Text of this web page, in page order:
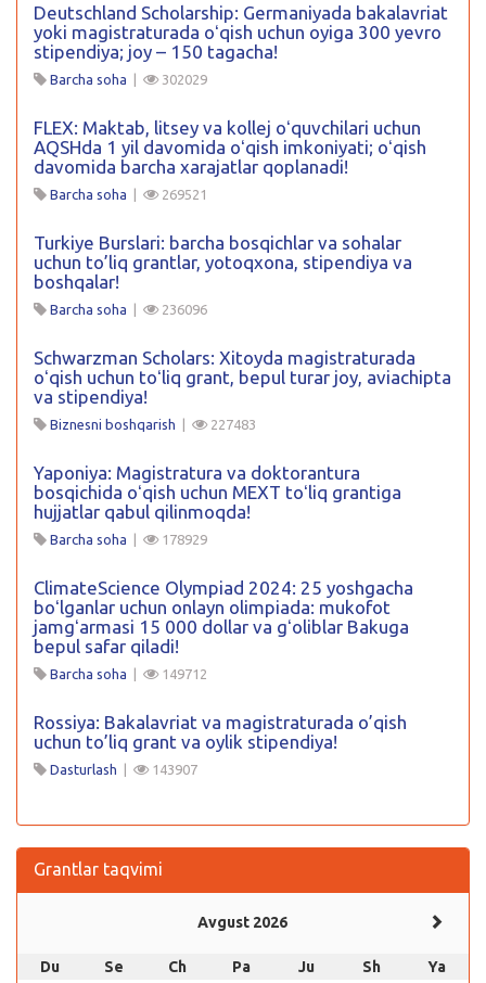
Deutschland Scholarship: Germaniyada bakalavriat
yoki magistraturada oʻqish uchun oyiga 300 yevro
stipendiya; joy – 150 tagacha!
Barcha soha | 302029
FLEX: Maktab, litsey va kollej oʻquvchilari uchun
AQSHda 1 yil davomida oʻqish imkoniyati; oʻqish
davomida barcha xarajatlar qoplanadi!
Barcha soha | 269521
Turkiye Burslari: barcha bosqichlar va sohalar
uchun to’liq grantlar, yotoqxona, stipendiya va
boshqalar!
Barcha soha | 236096
Schwarzman Scholars: Xitoyda magistraturada
oʻqish uchun toʻliq grant, bepul turar joy, aviachipta
va stipendiya!
Biznesni boshqarish | 227483
Yaponiya: Magistratura va doktorantura
bosqichida oʻqish uchun MEXT toʻliq grantiga
hujjatlar qabul qilinmoqda!
Barcha soha | 178929
ClimateScience Olympiad 2024: 25 yoshgacha
boʻlganlar uchun onlayn olimpiada: mukofot
jamgʻarmasi 15 000 dollar va gʻoliblar Bakuga
bepul safar qiladi!
Barcha soha | 149712
Rossiya: Bakalavriat va magistraturada o’qish
uchun to’liq grant va oylik stipendiya!
Dasturlash | 143907
Grantlar taqvimi
Avgust 2026
Du Se Ch Pa Ju Sh
Ya